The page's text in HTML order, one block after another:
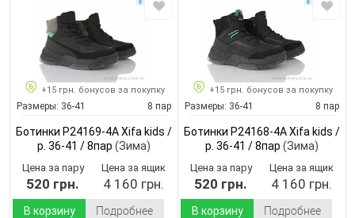
+15 грн. бонусов за покупку
Размеры: 36-41 8 пар
Ботинки P24169-4A Xifa kids /
p. 36-41 / 8пар (Зима)
Цена за пару
520 грн.
Цена за ящик
4 160 грн.
В корзину Подробнее
+15 грн. бонусов за покупку
Размеры: 36-41 8 пар
Ботинки P24168-4A Xifa kids /
p. 36-41 / 8пар (Зима)
Цена за пару
520 грн.
Цена за ящик
4 160 грн.
В корзину Подробнее